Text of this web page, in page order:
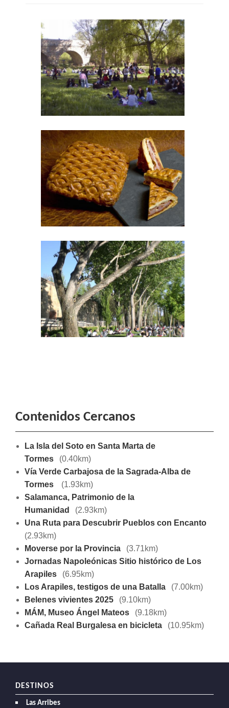
Contenidos Cercanos
La Isla del Soto en Santa Marta de
Tormes
(0.40km)
Vía Verde Carbajosa de la Sagrada-Alba de
Tormes
(1.93km)
Salamanca, Patrimonio de la
Humanidad
(2.93km)
Una Ruta para Descubrir Pueblos con Encanto
(2.93km)
Moverse por la Provincia
(3.71km)
Jornadas Napoleónicas Sitio histórico de Los
Arapiles
(6.95km)
Los Arapiles, testigos de una Batalla
(7.00km)
Belenes vivientes 2025
(9.10km)
MÁM, Museo Ángel Mateos
(9.18km)
Cañada Real Burgalesa en bicicleta
(10.95km)
DESTINOS
Las Arribes